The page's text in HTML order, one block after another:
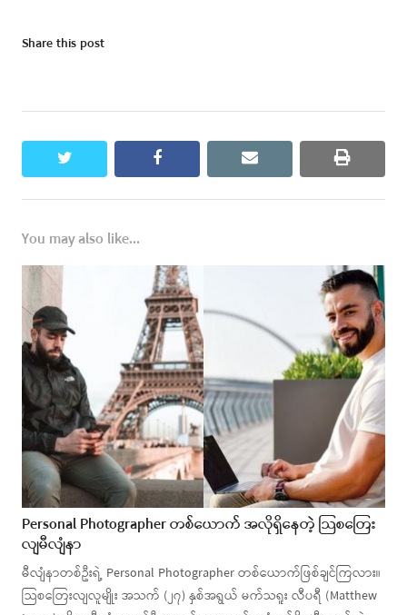
Share this post
twitter facebook email print
You may also like...
Personal Photographer တစ်ယောက် အလိုရှိနေတဲ့ သြစတြေး
လျမီလျံနာ
မီလျံနာတစ်ဦးရဲ့ Personal Photographer တစ်ယောက်ဖြစ်ချင်ကြလား။
သြစတြေးလျလူမျိုး အသက် (၂၇) နှစ်အရွယ် မက်သရူး လီပရီ (Matthew